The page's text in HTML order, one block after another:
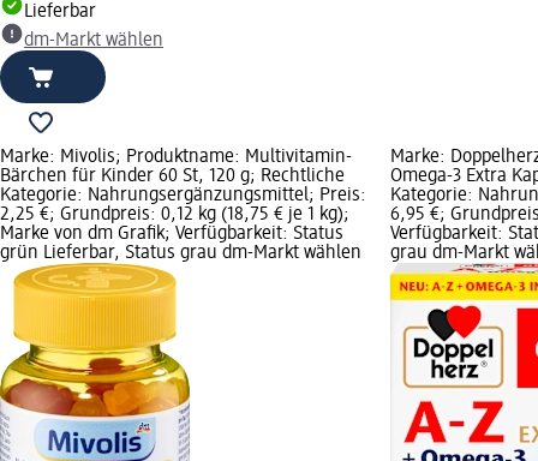
Lieferbar
dm-Markt wählen
Marke: Mivolis; Produktname: Multivitamin-
Bärchen für Kinder 60 St, 120 g; Rechtliche
Kategorie: Nahrungsergänzungsmittel; Preis:
2,25 €; Grundpreis: 0,12 kg (18,75 € je 1 kg);
Marke von dm Grafik; Verfügbarkeit: Status
grün Lieferbar, Status grau dm-Markt wählen
Marke:
Omega-3 Extra
Kategorie:
6,95 €;
Verfügbarkeit:
grau dm-Markt